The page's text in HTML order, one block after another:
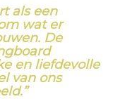
als een
wat er
De
en liefdevolle
van ons